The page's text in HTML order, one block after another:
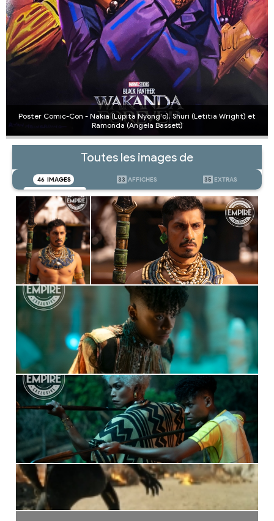
Poster Comic-Con - Nakia (Lupita Nyong'o), Shuri (Letitia Wright) et
Ramonda (Angela Bassett)
Toutes les images de
46 IMAGES 33 AFFICHES 35 EXTRAS